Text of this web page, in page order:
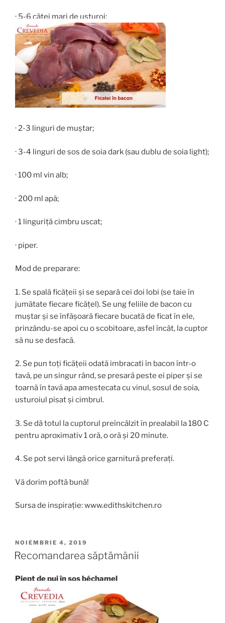
· 5-6 căței mari de usturoi;
· 2-3 linguri de muștar;
· 3-4 linguri de sos de soia dark (sau dublu de soia light);
· 100 ml vin alb;
· 200 ml apă;
· 1 linguriță cimbru uscat;
· piper.
Mod de preparare:
1. Se spală ficățeii și se separă cei doi lobi (se taie în
jumătate fiecare ficățel). Se ung feliile de bacon cu
muștar și se înfășoară fiecare bucată de ficat în ele,
prinzându-se apoi cu o scobitoare, asfel încât, la cuptor
să nu se desfacă.
2. Se pun toți ficățeii odată imbracati în bacon într-o
tavă, pe un singur rând, se presară peste ei piper și se
toarnă în tavă apa amestecata cu vinul, sosul de soia,
usturoiul pisat și cimbrul.
3. Se dă totul la cuptorul preîncălzit în prealabil la 180 C
pentru aproximativ 1 oră, o oră și 20 minute.
4. Se pot servi lângă orice garnitură preferați.
Vă dorim poftă bună!
Sursa de inspirație: www.edithskitchen.ro
PUBLICAT
PE
NOIEMBRIE 4, 2019
Recomandarea săptămânii
Piept de pui în sos béchamel